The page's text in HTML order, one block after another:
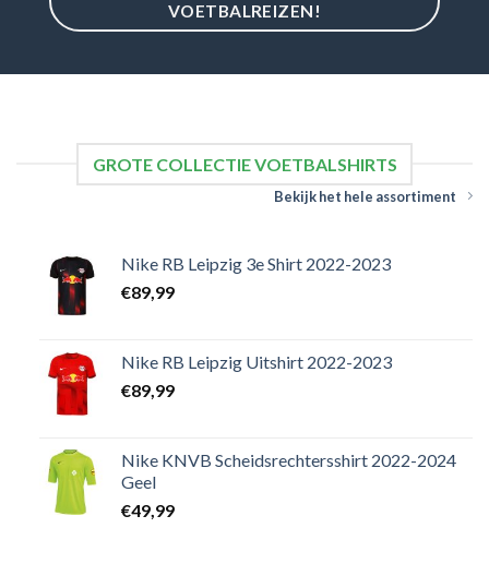
VOETBALREIZEN!
GROTE COLLECTIE VOETBALSHIRTS
Bekijk het hele assortiment
Nike RB Leipzig 3e Shirt 2022-2023
€89,99
Nike RB Leipzig Uitshirt 2022-2023
€89,99
Nike KNVB Scheidsrechtersshirt 2022-2024
Geel
€49,99